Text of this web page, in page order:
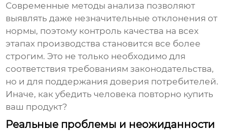
Современные методы анализа позволяют
выявлять даже незначительные отклонения от
нормы, поэтому контроль качества на всех
этапах производства становится все более
строгим. Это не только необходимо для
соответствия требованиям законодательства,
но и для поддержания доверия потребителей.
Иначе, как убедить человека повторно купить
ваш продукт?
Реальные проблемы и неожиданности